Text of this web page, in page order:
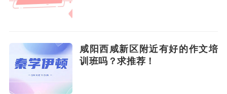
咸阳西咸新区附近有好的作文培
训班吗？求推荐！